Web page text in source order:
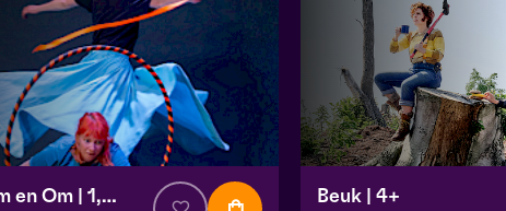
Om en Om en Om | 1,5+ Beuk | 4+